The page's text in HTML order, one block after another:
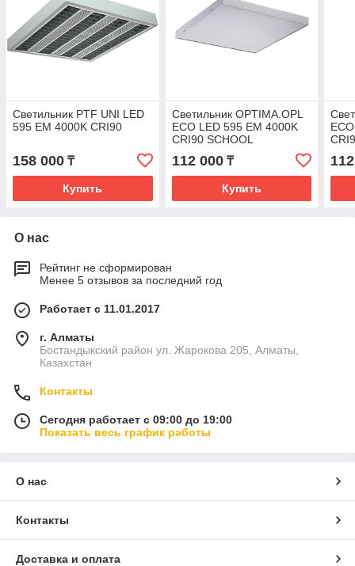
Светильник PTF UNI LED
595 EM 4000K CRI90
158 000 ₸
Купить
Светильник OPTIMA.OPL
ECO LED 595 EM 4000K
CRI90 SCHOOL
112 000₸
Купить
О нас
Рейтинг не сформирован
Менее 5 отзывов за последний год
Работает с 11.01.2017
г. Алматы
Бостандыкский район ул. Жарокова 205, Алматы,
Казахстан
Контакты
Сегодня работает с 09:00 до 19:00
Показать весь график работы
О нас
Контакты
Доставка и оплата